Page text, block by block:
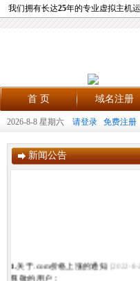
我们拥有长达25年的专业虚拟主机
首 页 域名注册
2026-8-8 星期六 请登录 免费注册
新闻公告
1.关于.com价格上涨的通知 [2022-
尊敬的用户：